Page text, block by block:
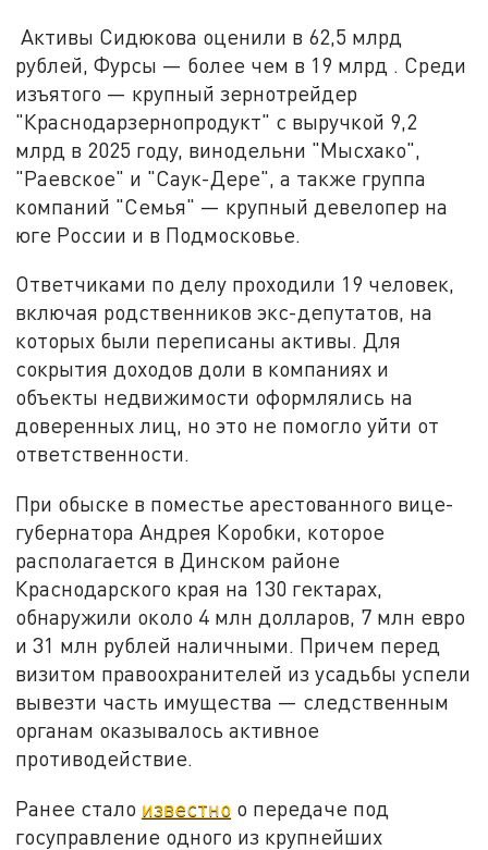
Активы Сидюкова оценили в 62,5 млрд
рублей, Фурсы — более чем в 19 млрд . Среди
изъятого — крупный зернотрейдер
"Краснодарзернопродукт" с выручкой 9,2
млрд в 2025 году, винодельни "Мысхако",
"Раевское" и "Саук-Дере", а также группа
компаний "Семья" — крупный девелопер на
юге России и в Подмосковье.
Ответчиками по делу проходили 19 человек,
включая родственников экс-депутатов, на
которых были переписаны активы. Для
сокрытия доходов доли в компаниях и
объекты недвижимости оформлялись на
доверенных лиц, но это не помогло уйти от
ответственности.
При обыске в поместье арестованного вице-
губернатора Андрея Коробки, которое
располагается в Динском районе
Краснодарского края на 130 гектарах,
обнаружили около 4 млн долларов, 7 млн евро
и 31 млн рублей наличными. Причем перед
визитом правоохранителей из усадьбы успели
вывезти часть имущества — следственным
органам оказывалось активное
противодействие.
Ранее стало известно о передаче под
госуправление одного из крупнейших